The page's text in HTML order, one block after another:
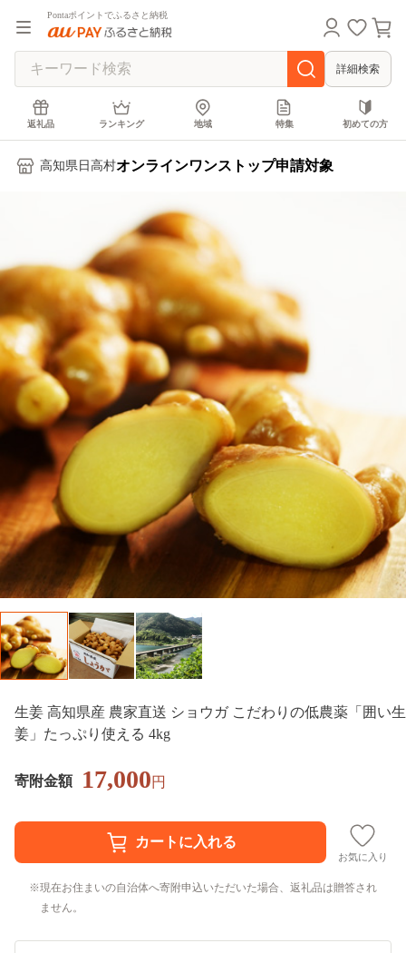
Pontaポイントでふるさと納税
詳細検索
返礼品 ランキング 地域 特集 初めての方
高知県日高村オンラインワンストップ申請対象
生姜 高知県産 農家直送 ショウガ こだわりの低農薬「囲い生
姜」たっぷり使える 4kg
寄附金額 17,000円
お気に入り
現在お住まいの自治体へ寄附申込いただいた場合、返礼品は贈答され
ません。